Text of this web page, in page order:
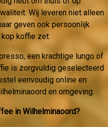
Wij leveren niet alleen
geven ook persoonlijk
koffie zet.
een krachtige lungo of
is zorgvuldig geselecteerd
eenvoudig online en
en omgeving.
in Wilhelminaoord?